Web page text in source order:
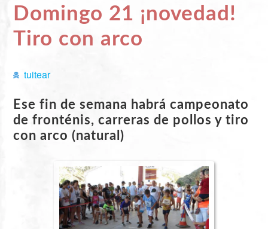
Domingo 21 ¡novedad!
Tiro con arco
tuitear
Ese fin de semana habrá campeonato
de fronténis, carreras de pollos y tiro
con arco (natural)